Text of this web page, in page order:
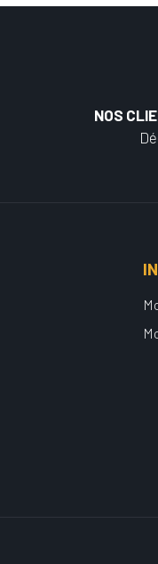
NOS